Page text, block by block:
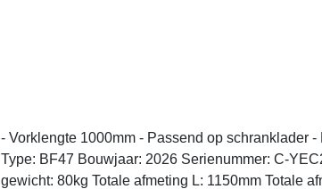
- Vorklengte 1000mm - Passend op schranklader
Type: BF47 Bouwjaar: 2026 Serienummer: C-
gewicht: 80kg Totale afmeting L: 1150mm Totale